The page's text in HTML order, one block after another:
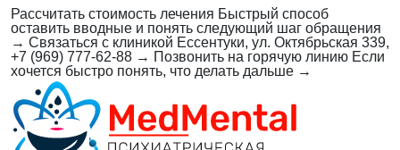
Рассчитать стоимость лечения Быстрый способ
оставить вводные и понять следующий шаг обращения
→ Связаться с клиникой Ессентуки, ул. Октябрьская 339,
+7 (969) 777-62-88 → Позвонить на горячую линию Если
хочется быстро понять, что делать дальше →